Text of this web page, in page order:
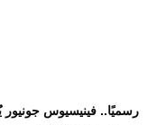
رسميًا.. فينيسيوس جونيور